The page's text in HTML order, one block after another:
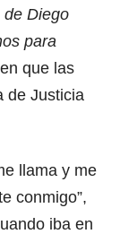
de Diego
para
que las
de Justicia
llama y me
conmigo”,
iba en